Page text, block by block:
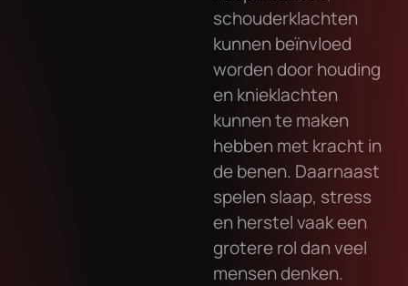
schouderklachten
kunnen beïnvloed
worden door houding
en knieklachten
kunnen te maken
hebben met kracht in
de benen. Daarnaast
spelen slaap, stress
en herstel vaak een
grotere rol dan veel
mensen denken.